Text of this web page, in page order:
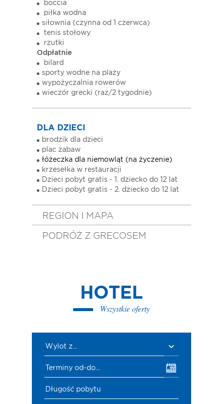
boccia
piłka wodna
siłownia (czynna od 1 czerwca)
tenis stołowy
rzutki
Odpłatnie
bilard
sporty wodne na plaży
wypożyczalnia rowerów
wieczór grecki (raz/2 tygodnie)
DLA DZIECI
brodzik dla dzieci
plac zabaw
łóżeczka dla niemowląt (na życzenie)
krzesełka w restauracji
Dzieci pobyt gratis - 1. dziecko do 12 lat
Dzieci pobyt gratis - 2. dziecko do 12 lat
REGION I MAPA
PODRÓŻ Z GRECOSEM
HOTEL
Wszystkie oferty
Wylot z...
Terminy od-do...
Długość pobytu